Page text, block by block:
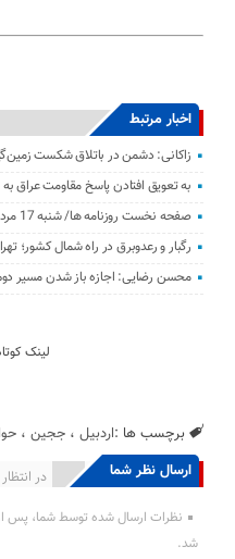
اخبار مرتبط
زاکانی: دشمن در باتلاق شکست
به تعویق افتادن پاسخ مقاومت عراق
صفحه نخست روزنامه ها/ شنبه 17 مرداد 1405
رگبار و رعدوبرق در راه شمال کشور؛
محسن رضایی: اجازه باز شدن مسیر
لینک
برچسب ها :اردبیل ،ججین ،
ارسال نظر شما در انتشار یافته : 0
نظرات ارسال شده توسط شما، پس
شد.